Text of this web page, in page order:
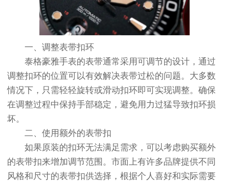
一、调整表带扣环
泰格豪雅手表的表带通常采用可调节的设计，通过
调整扣环的位置可以有效解决表带过松的问题。大多数
情况下，只需轻轻旋转或滑动扣环即可实现调整。确保
在调整过程中保持手部稳定，避免用力过猛导致扣环损
坏。
二、使用额外的表带扣
如果原装的扣环无法满足需求，可以考虑购买额外
的表带扣来增加调节范围。市面上有许多品牌提供不同
风格和尺寸的表带扣供选择，根据个人喜好和实际需要